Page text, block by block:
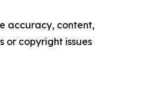
accuracy, content,
or copyright issues